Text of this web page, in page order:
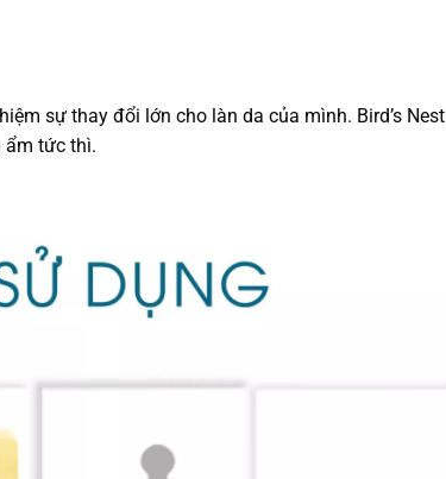
sự thay đổi lớn cho làn da của mình. Bird’s Nest
ẩm tức thì.